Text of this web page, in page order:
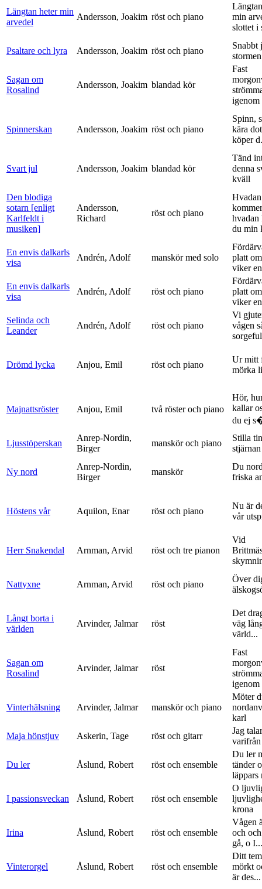
Längtan heter min
arvedel
Andersson, Joakim röst och piano
min
slottet i
Psaltare och lyra Andersson, Joakim röst och piano
Snabbt
Sagan om
Rosalind
Andersson, Joakim blandad kör
Fast
igenom
Spinnerskan Andersson, Joakim röst och piano
Spinn,
kära
köper
Svart jul Andersson, Joakim blandad kör
Tänd
denna
kväll
Den blodiga
sotarn [enligt
Karlfeldt i
musiken]
Andersson,
Richard
röst och piano
Hvadan
hvadan
du min
En envis dalkarls
visa
Andrén, Adolf manskör med solo
platt
viker
En envis dalkarls
visa
Andrén, Adolf röst och piano
platt
viker
Selinda och
Leander
Andrén, Adolf röst och piano
Vi
vågen
Drömd lycka Anjou, Emil röst och piano
Ur mitt
mörka
Majnattsröster Anjou, Emil två röster och piano
Hör,
kallar
du ej
Ljusstöperskan
Anrep-Nordin,
Birger
manskör och piano
Stilla
stjärnan
Ny nord
Anrep-Nordin,
Birger
manskör
Du
friska
Höstens vår Aquilon, Enar röst och piano
Nu är
vår
Herr Snakendal Arnman, Arvid röst och tre pianon
Vid
Nattyxne Arnman, Arvid röst och piano
Över
Långt borta i
världen
Arvinder, Jalmar röst
Det
väg
värld...
Sagan om
Rosalind
Arvinder, Jalmar röst
Fast
igenom
Vinterhälsning Arvinder, Jalmar manskör och piano
Möter
karl
Maja hönstjuv
Askerin, Tage röst och gitarr
Jag
Du ler Åslund, Robert röst och ensemble
Du ler
tänder
läppars
I passionsveckan Åslund, Robert röst och ensemble
O
krona
Irina Åslund, Robert röst och ensemble
Vågen
och
gå, o I...
Vinterorgel Åslund, Robert röst och ensemble
Ditt
mörkt
är des...